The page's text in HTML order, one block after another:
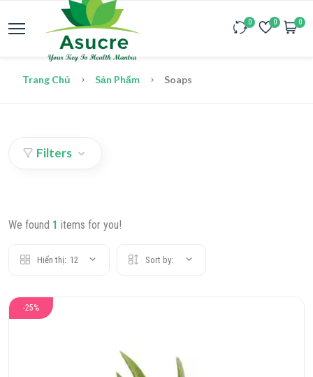
0 0 0
Trang Chủ Sản Phẩm Soaps
Filters
We found 1 items for you!
Hiển thị: 12 Sort by:
-25%